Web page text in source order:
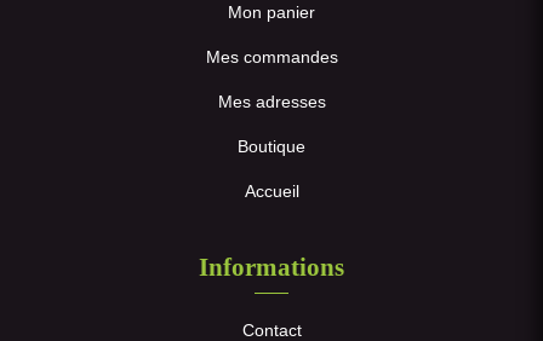
Mon panier
Mes commandes
Mes adresses
Boutique
Accueil
Informations
Contact